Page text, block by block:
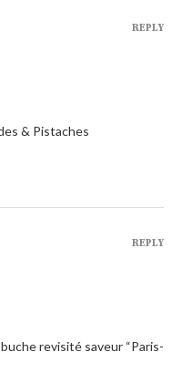
& Pistaches
REPLY
revisité saveur “Paris-
REPLY